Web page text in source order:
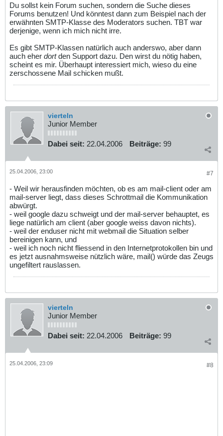
Du sollst kein Forum suchen, sondern die Suche dieses
Forums benutzen! Und könntest dann zum Beispiel nach der
erwähnten SMTP-Klasse des Moderators suchen. TBT war
derjenige, wenn ich mich nicht irre.
Es gibt SMTP-Klassen natürlich auch anderswo, aber dann
auch eher dortden Support dazu. Den wirst du nötig haben,
scheint es mir. Überhaupt interessiert mich, wieso du eine
zerschossene Mail schicken mußt.
vierteln
Junior Member
Dabei seit: 22.04.2006 Beiträge: 99
#7
25.04.2006, 23:00
- Weil wir herausfinden möchten, ob es am mail-client oder am
mail-server liegt, dass dieses Schrottmail die Kommunikation
abwürgt.
- weil google dazu schweigt und der mail-server behauptet, es
liege natürlich am client (aber google weiss davon nichts).
- weil der enduser nicht mit webmail die Situation selber
bereinigen kann, und
- weil ich noch nicht fliessend in den Internetprotokollen bin und
es jetzt ausnahmsweise nützlich wäre, mail() würde das Zeugs
ungefiltert rauslassen.
vierteln
Junior Member
Dabei seit: 22.04.2006 Beiträge: 99
#8
25.04.2006, 23:09